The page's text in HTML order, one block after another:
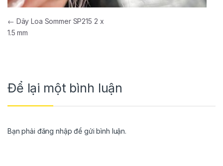
← Dây Loa Sommer SP215 2 x
1.5 mm
Để lại một bình luận
Bạn phải đăng nhập để gửi bình luận.